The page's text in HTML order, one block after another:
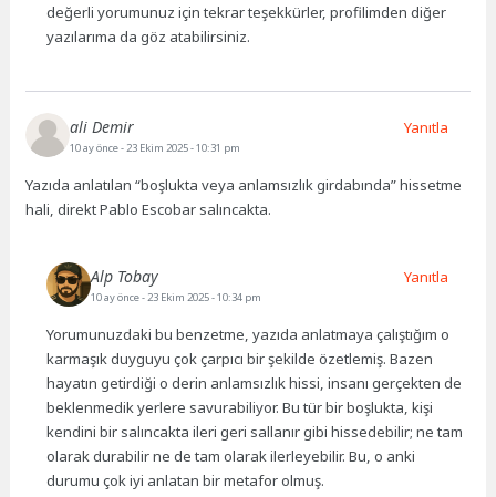
değerli yorumunuz için tekrar teşekkürler, profilimden diğer
yazılarıma da göz atabilirsiniz.
ali Demir
10 ay önce- 23 Ekim 2025 - 10:31 pm
Yazıda anlatılan “boşlukta veya anlamsızlık girdabında” hissetme
hali, direkt Pablo Escobar salıncakta.
Yanıtla
Alp Tobay
10 ay önce- 23 Ekim 2025 - 10:34 pm
Yorumunuzdaki bu benzetme, yazıda anlatmaya çalıştığım o
karmaşık duyguyu çok çarpıcı bir şekilde özetlemiş. Bazen
hayatın getirdiği o derin anlamsızlık hissi, insanı gerçekten de
beklenmedik yerlere savurabiliyor. Bu tür bir boşlukta, kişi
kendini bir salıncakta ileri geri sallanır gibi hissedebilir; ne tam
olarak durabilir ne de tam olarak ilerleyebilir. Bu, o anki
durumu çok iyi anlatan bir metafor olmuş.
Yanıtla